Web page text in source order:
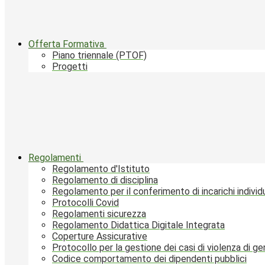
Offerta Formativa
Piano triennale (PTOF)
Progetti
Regolamenti
Regolamento d'Istituto
Regolamento di disciplina
Regolamento per il conferimento di incarichi
Protocolli Covid
Regolamenti sicurezza
Regolamento Didattica Digitale Integrata
Coperture Assicurative
Protocollo per la gestione dei casi di violenza di
Codice comportamento dei dipendenti pubblici